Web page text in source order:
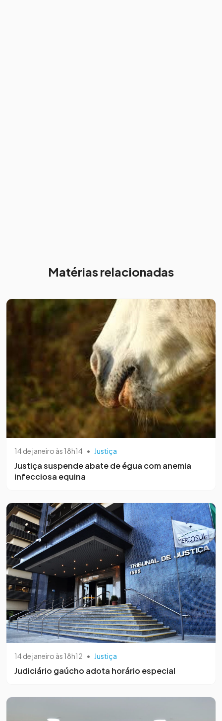
Matérias relacionadas
14 de janeiro às 18h14 • Justiça
Justiça suspende abate de égua com anemia
infecciosa equina
14 de janeiro às 18h12 • Justiça
Judiciário gaúcho adota horário especial